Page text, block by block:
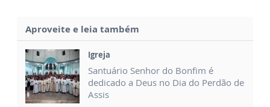
Aproveite e leia também
Igreja
Santuário Senhor do Bonfim é
dedicado a Deus no Dia do Perdão de
Assis